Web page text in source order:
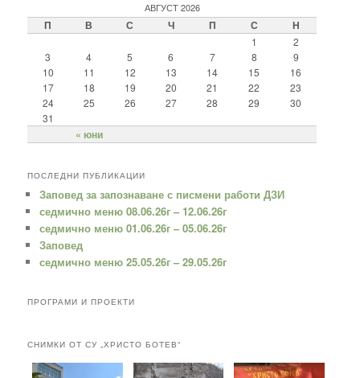
АВГУСТ 2026
П В С Ч П С Н
« юни
1
2
3
4 5 6 7 8
9
10
11 12 13 14 15
16
17
18 19 20 21 22
23
24
25 26 27 28 29
30
31
ПОСЛЕДНИ ПУБЛИКАЦИИ
Заповед за запознаване с писмени работи ДЗИ
седмично меню 08.06.26г – 12.06.26г
седмично меню 01.06.26г – 05.06.26г
Заповед
седмично меню 25.05.26г – 29.05.26г
ПРОГРАМИ И ПРОЕКТИ
СНИМКИ ОТ СУ „ХРИСТО БОТЕВ“